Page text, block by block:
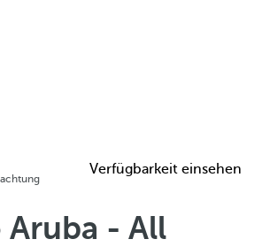
ansehen
Verfügbarkeit einsehen
Aruba - All